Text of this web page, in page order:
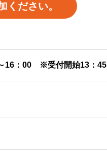
ください。
16：00 ※受付開始13：45